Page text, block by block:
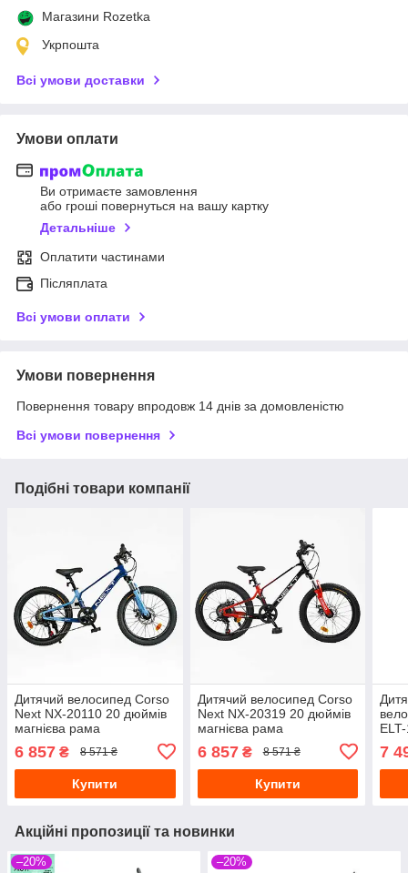
Магазини Rozetka
Укрпошта
Всі умови доставки
Умови оплати
Ви отримаєте замовлення
або гроші повернуться на вашу картку
Детальніше
Оплатити частинами
Післяплата
Всі умови оплати
Умови повернення
Повернення товару впродовж 14 днів за домовленістю
Всі умови повернення
Подібні товари компанії
Дитячий велосипед Corso
Next NX-20110 20 дюймів
магнієва рама
гальма синій
6 857 ₴ 8 571 ₴
Купити
Дитячий велосипед Corso
Next NX-20319 20 дюймів
магнієва рама
гальма чорний
6 857₴ 8 571 ₴
Купити
7
Акційні пропозиції та новинки
–20% –20%